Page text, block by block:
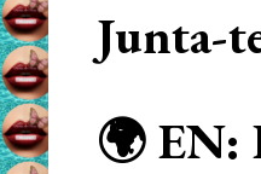
Junta-
🌍 EN: